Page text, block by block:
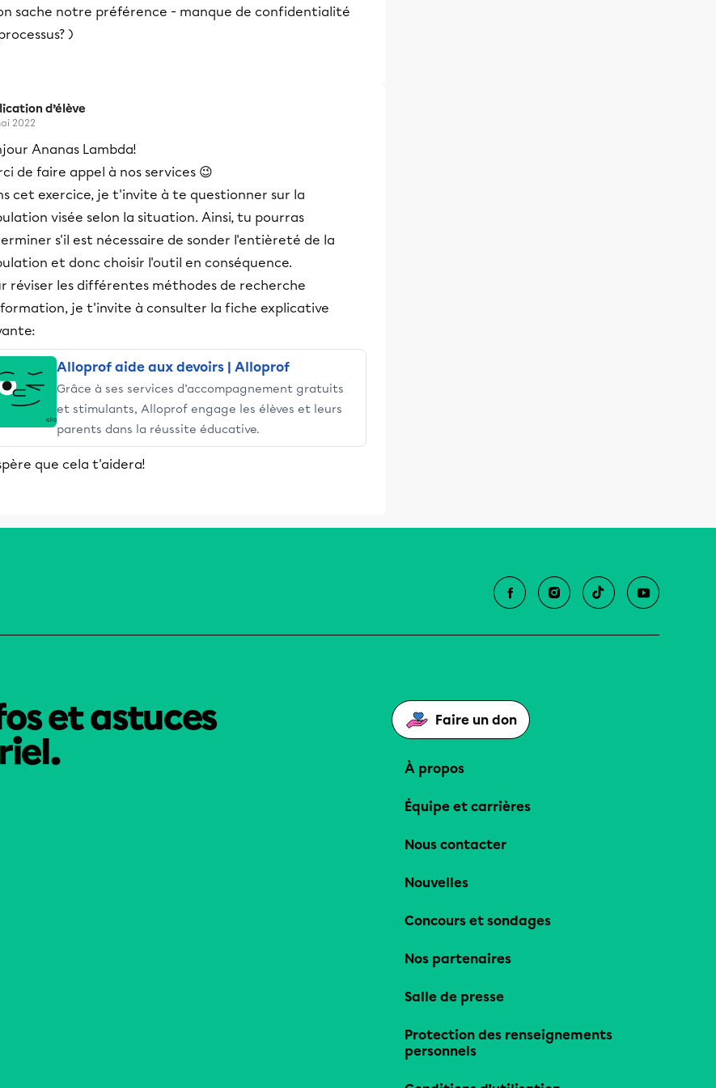
sache notre préférence - manque de confidentialité
)
d’élève
2022
Ananas Lambda!
de faire appel à nos services 😉
cet exercice, je t'invite à te questionner sur la
visée selon la situation. Ainsi, tu pourras
s'il est nécessaire de sonder l'entièreté de la
et donc choisir l'outil en conséquence.
réviser les différentes méthodes de recherche
je t'invite à consulter la fiche explicative
Alloprof aide aux devoirs | Alloprof
Grâce à ses services d’accompagnement gratuits
et stimulants, Alloprof engage les élèves et leurs
parents dans la réussite éducative.
que cela t'aidera!
et astuces
Faire un don
À propos
Équipe et carrières
Nous contacter
Nouvelles
Concours et sondages
Nos partenaires
Salle de presse
Protection des renseignements
personnels